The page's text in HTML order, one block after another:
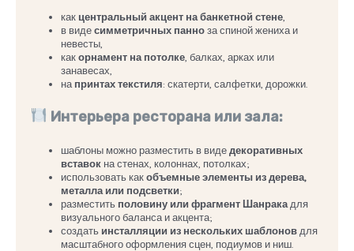
как центральный акцент на банкетной стене,
в видесимметричных панно за спиной жениха и
невесты,
какорнамент на потолке, балках, арках или
занавесах,
на принтах текстиля: скатерти, салфетки, дорожки.
Интерьера ресторана или зала:
шаблоны можно разместить в видедекоративных
вставок на стенах, колоннах, потолках;
использовать какобъемные элементы из дерева,
металла или подсветки;
разместить половину или фрагмент Шанрака для
визуального баланса и акцента;
создать инсталляции из нескольких шаблонов для
масштабного оформления сцен, подиумов и ниш.